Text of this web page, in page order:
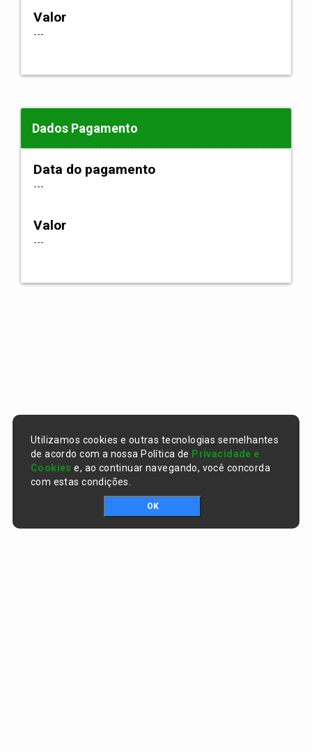
Valor
---
Dados Pagamento
Data do pagamento
---
Valor
---
Utilizamos cookies e outras tecnologias semelhantes
de acordo com a nossa Política de Privacidade e
Cookies e, ao continuar navegando, você concorda
com estas condições.
OK